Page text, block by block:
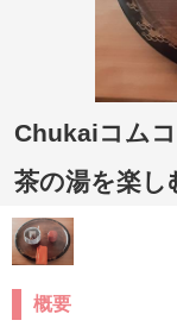
Chukaiコム
茶の湯を楽し
概要